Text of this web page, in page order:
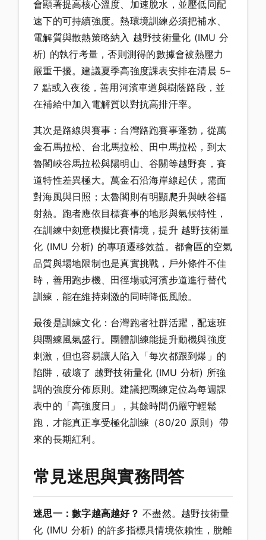
會顯著提高核心溫度、加速脫水，並壓低同配
速下的可持續強度。熱環境訓練必須把補水、
電解質與散熱策略納入 越野技術量化 (IMU 分
析) 的執行考量，否則測得的數據會被熱壓力
嚴重干擾。建議夏季高強度課表安排在清晨 5–
7 點或入夜後，善用河濱車道與樹蔭路段，並
在補給中加入電解質以對抗高排汗率。
其次是路線與賽事：台灣路跑賽事蓬勃，從萬
金石馬拉松、台北馬拉松、田中馬拉松，到太
魯閣峽谷馬拉松與陽明山、谷關等越野賽，賽
道特性差異極大。萬金石沿海岸線起伏，需面
對海風與日照；太魯閣則有明顯爬升與峽谷輻
射熱。跑者應依目標賽事的地形與氣候特性，
在訓練中刻意模擬比賽情境，提升 越野技術量
化 (IMU 分析) 的專項遷移效益。都會區的空氣
品質與場地限制也是真實挑戰，戶外條件不佳
時，善用跑步機、田徑場或河濱步道進行替代
訓練，能在維持刺激的同時降低風險。
最後是訓練文化：台灣跑者社群活躍，配速班
與團練風氣盛行。團體訓練能提升動機與強度
刺激，但也容易讓人陷入「每次都跟到爆」的
陷阱，破壞了 越野技術量化 (IMU 分析) 所強
調的強度分佈原則。建議把團練定位為每週課
表中的「高強度日」，其餘時間仍嚴守輕鬆
跑，才能真正享受極化訓練（80/20 原則）帶
來的長期紅利。
常見迷思與實務問答
迷思一：數字越高越好？ 不盡然。越野技術量
化 (IMU 分析) 的許多指標具情境依賴性，脫離